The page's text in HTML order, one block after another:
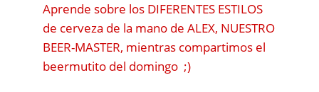
Aprende sobre los DIFERENTES ESTILOS
de cerveza de la mano de ALEX, NUESTRO
BEER-MASTER, mientras compartimos el
beermutito del domingo ;)